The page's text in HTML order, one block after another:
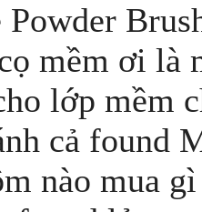
mềm ơi là
lớp mềm
cả found
nào mua